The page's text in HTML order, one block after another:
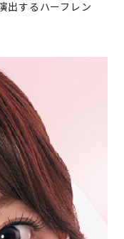
出するハーフレン